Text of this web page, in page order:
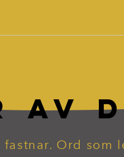
AV
fastnar. Ord som